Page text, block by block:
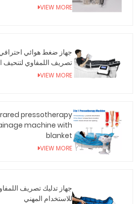
VIEW MORE
جهاز ضغط هوائي
تصريف اللمفاوي لتنحيف
VIEW MORE
pressotherapy
machine with
blanket
VIEW MORE
جهاز تدليك تصريف
للاستخدام المهني